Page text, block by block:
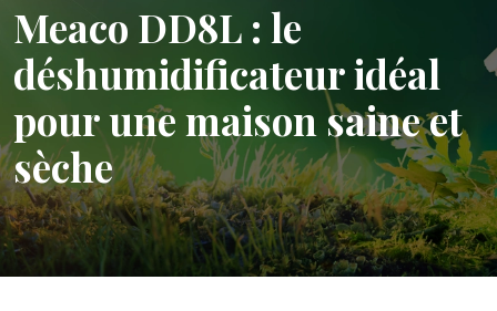
Meaco DD8L : le
déshumidificateur idéal
pour une maison saine et
sèche